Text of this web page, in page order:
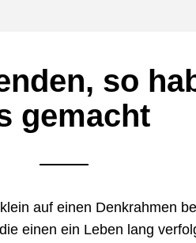
so
gemacht
auf einen Denkrahmen
einen ein Leben lang